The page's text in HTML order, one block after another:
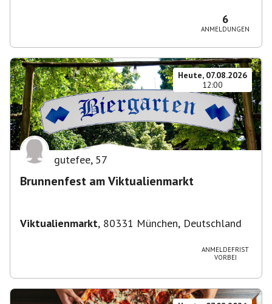
6
ANMELDUNGEN
Heute, 07.08.2026
12:00
gutefee, 57
Brunnenfest am Viktualienmarkt
Viktualienmarkt, 80331 München, Deutschland
ANMELDEFRIST
VORBEI